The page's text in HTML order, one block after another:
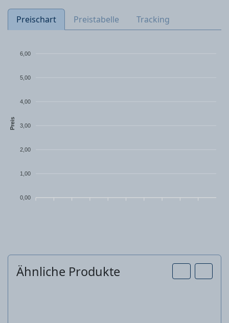
Preischart Preistabelle Tracking
6,00
5,00
4,00
3,00
2,00
1,00
0,00
Preis
Ähnliche Produkte